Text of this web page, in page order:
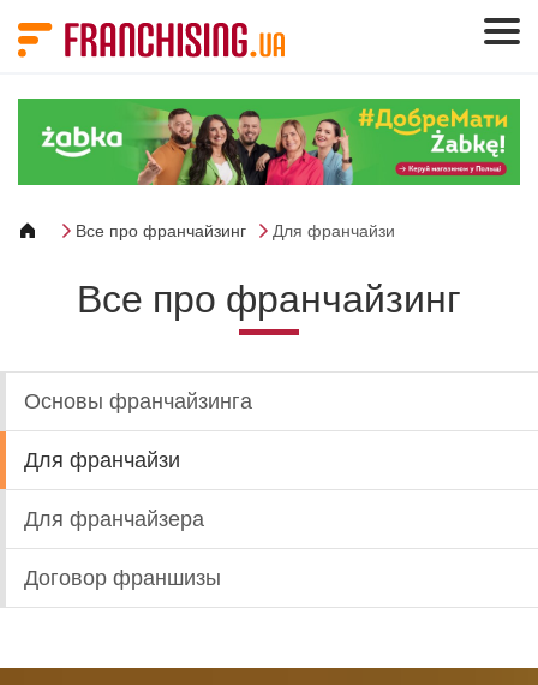
Все про франчайзинг Для франчайзи
Все про франчайзинг
Основы франчайзинга
Для франчайзи
Для франчайзера
Договор франшизы